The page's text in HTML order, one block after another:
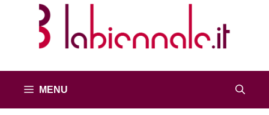
contenuto
MENU